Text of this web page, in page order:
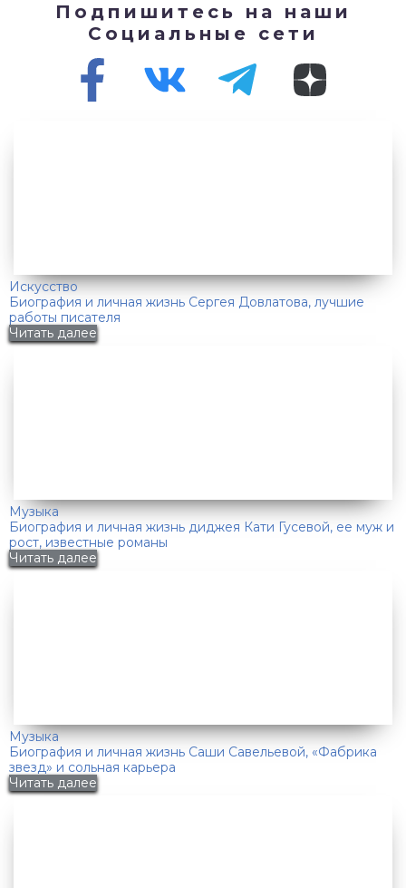
Подпишитесь на наши
Социальные сети
Искусство
Биография и личная жизнь Сергея Довлатова, лучшие
работы писателя
Читать далее
Музыка
Биография и личная жизнь диджея Кати Гусевой, ее муж и
рост, известные романы
Читать далее
Музыка
Биография и личная жизнь Саши Савельевой, «Фабрика
звезд» и сольная карьера
Читать далее